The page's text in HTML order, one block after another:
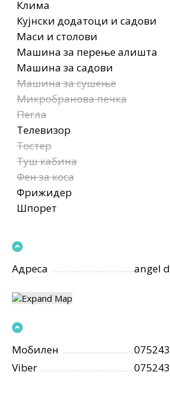
Клима
Кујнски додатоци и садови
Маси и столови
Машина за перење алишта
Машина за садови
Машина за сушење
Микробранова печка
Пегла
Телевизор
Тостер
Туш кабина
Фен за коса
Фрижидер
Шпорет
Адреса angel
Мобилен
Viber